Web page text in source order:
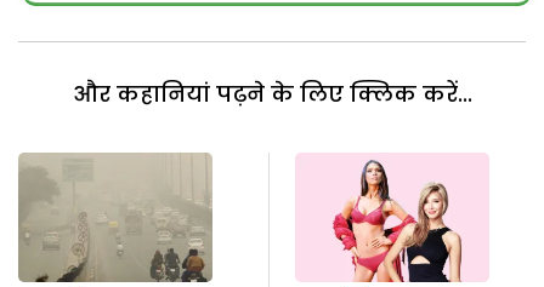
और कहानियां पढ़ने के लिए क्लिक करें...